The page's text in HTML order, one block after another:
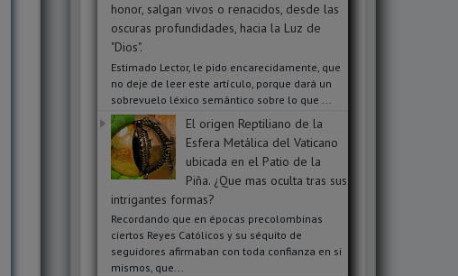
honor, salgan vivos o renacidos, desde las
oscuras profundidades, hacia la Luz de
"Dios".
Estimado Lector, le pido encarecidamente, que
no deje de leer este artículo, porque dará un
sobrevuelo léxico semántico sobre lo que ...
El origen Reptiliano de la
Esfera Metálica del Vaticano
ubicada en el Patio de la
Piña. ¿Que mas oculta tras sus
intrigantes formas?
Recordando que en épocas precolombinas
ciertos Reyes Católicos y su séquito de
seguidores afirmaban con toda confianza en si
mismos, que...